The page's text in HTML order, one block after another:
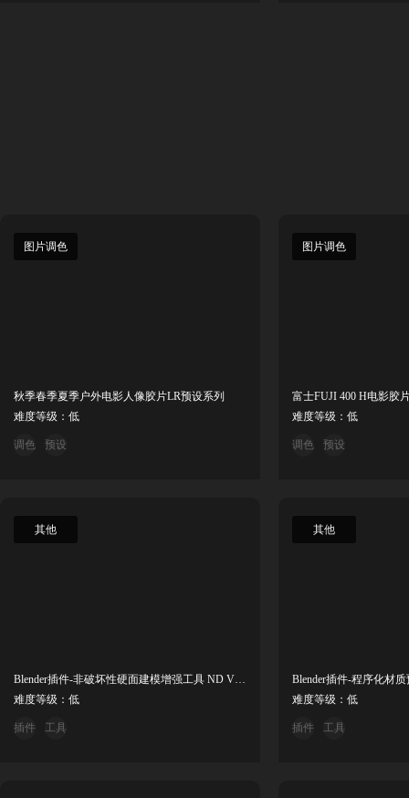
图片调色
秋季春季夏季户外电影人像胶片LR预设系列
难度等级：低
调色 预设
图片调色
富士FUJI 400 H电影胶
难度等级：低
调色 预设
其他
Blender插件-非破坏性硬面建模增强工具 ND V2.2.1
难度等级：低
插件 工具
其他
难度等级：低
插件 工具